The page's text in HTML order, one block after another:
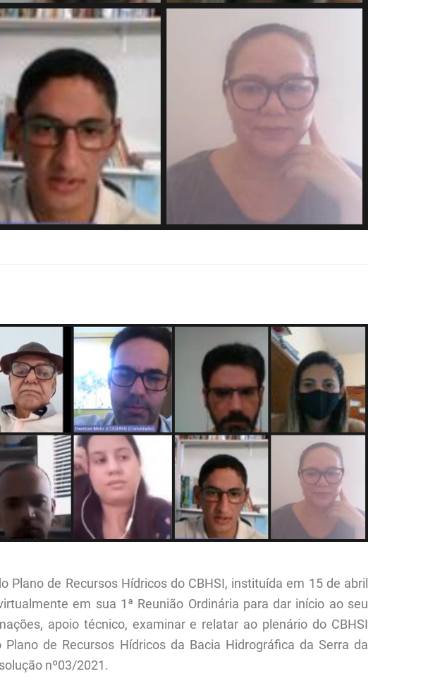
Plano de Recursos Hídricos do CBHSI, instituída em 15 de abril
em sua 1ª Reunião Ordinária para dar início ao seu
apoio técnico, examinar e relatar ao plenário do CBHSI
Plano de Recursos Hídricos da Bacia Hidrográfica da Serra da
nº03/2021.